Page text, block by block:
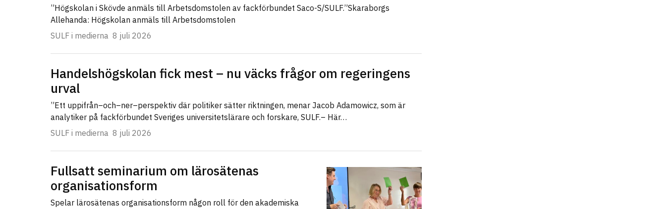
”Högskolan i Skövde anmäls till Arbetsdomstolen av fackförbundet Saco-S/SULF.”Skaraborgs
Allehanda: Högskolan anmäls till Arbetsdomstolen
SULF i medierna 8 juli 2026
Handelshögskolan fick mest – nu väcks frågor om regeringens
urval
”Ett uppifrån–och–ner–perspektiv där politiker sätter riktningen, menar Jacob Adamowicz, som är
analytiker på fackförbundet Sveriges universitetslärare och forskare, SULF.– Här…
SULF i medierna 8 juli 2026
Fullsatt seminarium om lärosätenas
organisationsform
Spelar lärosätenas organisationsform någon roll för den akademiska